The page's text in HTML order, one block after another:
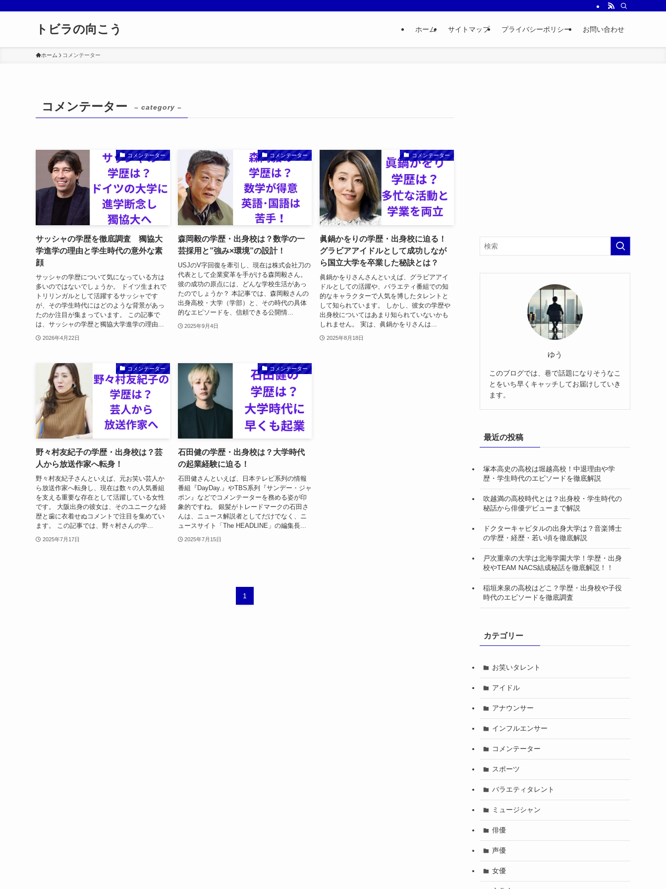
トビラの向こう ホーム サイトマップ プライバシーポリシー お問い合わせ
ホーム コメンテーター
コメンテーター – category –
コメンテーター
サッシャの学歴を徹底調査 獨協大
学進学の理由と学生時代の意外な素
顔
サッシャの学歴について気になっている方は
多いのではないでしょうか。 ドイツ生まれで
トリリンガルとして活躍するサッシャです
が、その学生時代にはどのような背景があっ
たのか注目が集まっています。 この記事で
は、サッシャの学歴と獨協大学進学の理由...
2026年4月22日
コメンテーター
森岡毅の学歴・出身校は？数学の一
芸採用と”強み×環境”の設計！
USJのV字回復を牽引し、現在は株式会社刀の
代表として企業変革を手がける森岡毅さん。
彼の成功の原点には、どんな学校生活があっ
たのでしょうか？ 本記事では、森岡毅さんの
出身高校・大学（学部）と、その時代の具体
的なエピソードを、信頼できる公開情...
2025年9月4日
コメンテーター
眞鍋かをりの学歴・出身校に迫る！
グラビアアイドルとして成功しなが
ら国立大学を卒業した秘訣とは？
眞鍋かをりさんさんといえば、グラビアアイ
ドルとしての活躍や、バラエティ番組での知
的なキャラクターで人気を博したタレントと
して知られています。 しかし、彼女の学歴や
出身校についてはあまり知られていないかも
しれません。 実は、眞鍋かをりさんは...
2025年8月18日
コメンテーター
野々村友紀子の学歴・出身校は？芸
人から放送作家へ転身！
野々村友紀子さんといえば、元お笑い芸人か
ら放送作家へ転身し、現在は数々の人気番組
を支える重要な存在として活躍している女性
です。 大阪出身の彼女は、そのユニークな経
歴と歯に衣着せぬコメントで注目を集めてい
ます。 この記事では、野々村さんの学...
2025年7月17日
コメンテーター
石田健の学歴・出身校は？大学時代
の起業経験に迫る！
石田健さんといえば、日本テレビ系列の情報
番組『DayDay.』やTBS系列『サンデー・ジャ
ポン』などでコメンテーターを務める姿が印
象的ですね。 銀髪がトレードマークの石田さ
んは、ニュース解説者としてだけでなく、ニ
ュースサイト「The HEADLINE」の編集長...
2025年7月15日
1
ゆう
このブログでは、巷で話題になりそうなこ
とをいち早くキャッチしてお届けしていき
ます。
最近の投稿
塚本高史の高校は堀越高校！中退理由や学
歴・学生時代のエピソードを徹底解説
吹越満の高校時代とは？出身校・学生時代の
秘話から俳優デビューまで解説
ドクターキャピタルの出身大学は？音楽博士
の学歴・経歴・若い頃を徹底解説
戸次重幸の大学は北海学園大学！学歴・出身
校やTEAM NACS結成秘話を徹底解説！！
稲垣来泉の高校はどこ？学歴・出身校や子役
時代のエピソードを徹底調査
カテゴリー
お笑いタレント
アイドル
アナウンサー
インフルエンサー
コメンテーター
スポーツ
バラエティタレント
ミュージシャン
俳優
声優
女優